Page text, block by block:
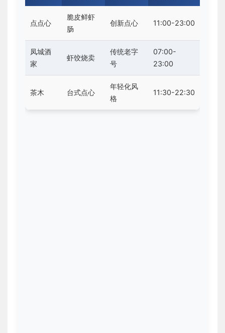
点点心
脆皮鲜虾
肠
创新点心 11:00-23:00
凤城酒
家
虾饺烧卖
传统老字
号
07:00-
23:00
茶木 台式点心
年轻化风
格
11:30-22:30